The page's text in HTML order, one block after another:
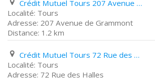
Crédit Mutuel Tours 207 Avenue de Grammont
Tours
207 Avenue de Grammont
1.2 km
Crédit Mutuel Tours 72 Rue des Halles
Tours
72 Rue des Halles